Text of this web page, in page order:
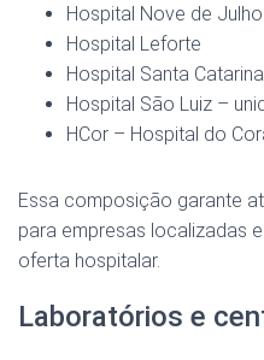
Hospital Nove de Julho
Hospital Leforte
Hospital Santa Catarina
Hospital São Luiz –
HCor – Hospital do
Essa composição garante
para empresas localizadas
oferta hospitalar.
Laboratórios e